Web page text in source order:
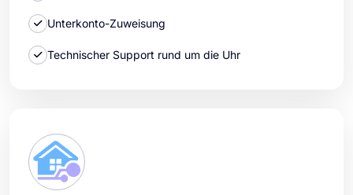
Unterkonto-Zuweisung
Technischer Support rund um die Uhr